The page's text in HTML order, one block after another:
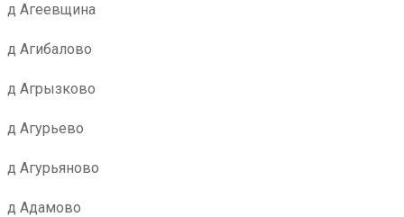
д Агеевщина
д Агибалово
д Агрызково
д Агурьево
д Агурьяново
д Адамово